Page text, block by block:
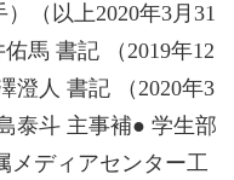
（以上2020年3月31
馬 書記 （2019年12
澄人 書記 （2020年3
泰斗 主事補● 学生部
メディアセンター工